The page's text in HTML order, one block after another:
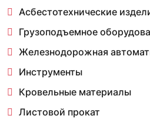
Асбестотехнические
Грузоподъемное
Железнодорожная
Инструменты
Кровельные материалы
Листовой прокат